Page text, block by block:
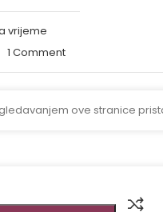
vrijeme
1 Comment
ove stranice